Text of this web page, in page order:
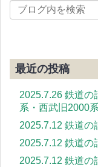
最近の投稿
2025.7.26 鉄道の
系・西武旧2000
2025.7.12 鉄道の
2025.7.12 鉄道の
2025.7.12 鉄道の